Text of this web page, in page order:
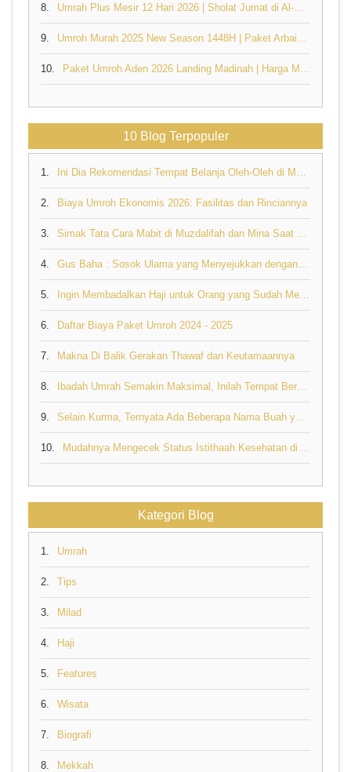
8.
9.
10.
10 Blog Terpopuler
1.
2. Biaya Umroh Ekonomis 2026: Fasilitas dan Rinciannya
3.
4.
5.
6. Daftar Biaya Paket Umroh 2024 - 2025
7. Makna Di Balik Gerakan Thawaf dan Keutamaannya
8.
9.
10.
Kategori Blog
1. Umrah
2. Tips
3. Milad
4. Haji
5. Features
6. Wisata
7. Biografi
8. Mekkah